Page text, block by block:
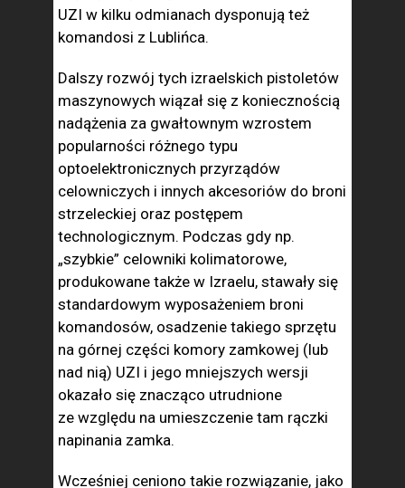
UZI w kilku odmianach dysponują też
komandosi z Lublińca.
Dalszy rozwój tych izraelskich pistoletów
maszynowych wiązał się z koniecznością
nadążenia za gwałtownym wzrostem
popularności różnego typu
optoelektronicznych przyrządów
celowniczych i innych akcesoriów do broni
strzeleckiej oraz postępem
technologicznym. Podczas gdy np.
„szybkie” celowniki kolimatorowe,
produkowane także w Izraelu, stawały się
standardowym wyposażeniem broni
komandosów, osadzenie takiego sprzętu
na górnej części komory zamkowej (lub
nad nią) UZI i jego mniejszych wersji
okazało się znacząco utrudnione
ze względu na umieszczenie tam rączki
napinania zamka.
Wcześniej ceniono takie rozwiązanie, jako